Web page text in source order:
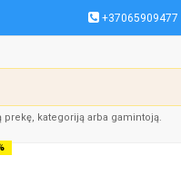
+37065909477
kategoriją arba gamintoją.